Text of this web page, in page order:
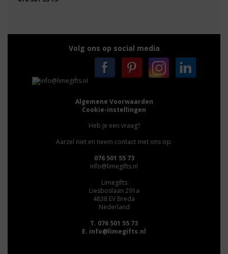
Volg ons op social media
Algemene Voorwaarden
Cookie-instellingen
Heb je een vraag?
Aarzel niet en neem contact met ons op:
076 501 55 73
info@limegifts.nl
Limegifts
Liesboslaan 291a
4838 EV Breda
Nederland
T. 076 501 55 73
E. info@limegifts.nl